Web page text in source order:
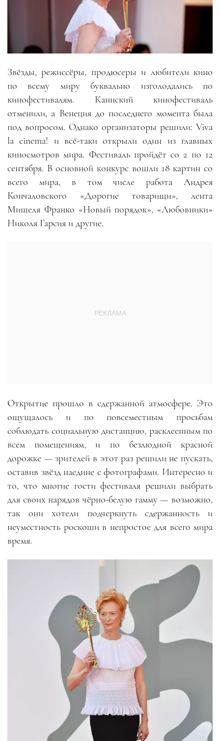
Звёзды, режиссёры, продюсеры и любители кино
по всему миру буквально изголодались по
кинофестивалям. Каннский кинофестиваль
отменили, а Венеция до последнего момента была
под вопросом. Однако организаторы решили: Viva
la cinema! и всё-таки открыли один из главных
киносмотров мира. Фестиваль пройдёт со 2 по 12
сентября. В основной конкурс вошли 18 картин со
всего мира, в том числе работа Андрея
Кончаловского «Дорогие товарищи», лента
Мишеля Франко «Новый порядок», «Любовники»
Николя Гарсия и другие.
Открытие прошло в сдержанной атмосфере. Это
ощущалось и по повсеместным просьбам
соблюдать социальную дистанцию, расклеенным по
всем помещениям, и по безлюдной красной
дорожке — зрителей в этот раз решили не пускать,
оставив звёзд наедине с фотографами. Интересно и
то, что многие гости фестиваля решили выбрать
для своих нарядов чёрно-белую гамму — возможно,
так они хотели подчеркнуть сдержанность и
неуместность роскоши в непростое для всего мира
время.